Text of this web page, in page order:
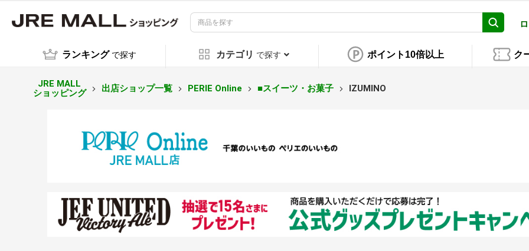
ランキング で探す カテゴリ で探す ポイント10倍以上 ク
JRE MALL
ショッピング
出店ショップ一覧 PERIE Online ■スイーツ・お菓子 IZUMINO